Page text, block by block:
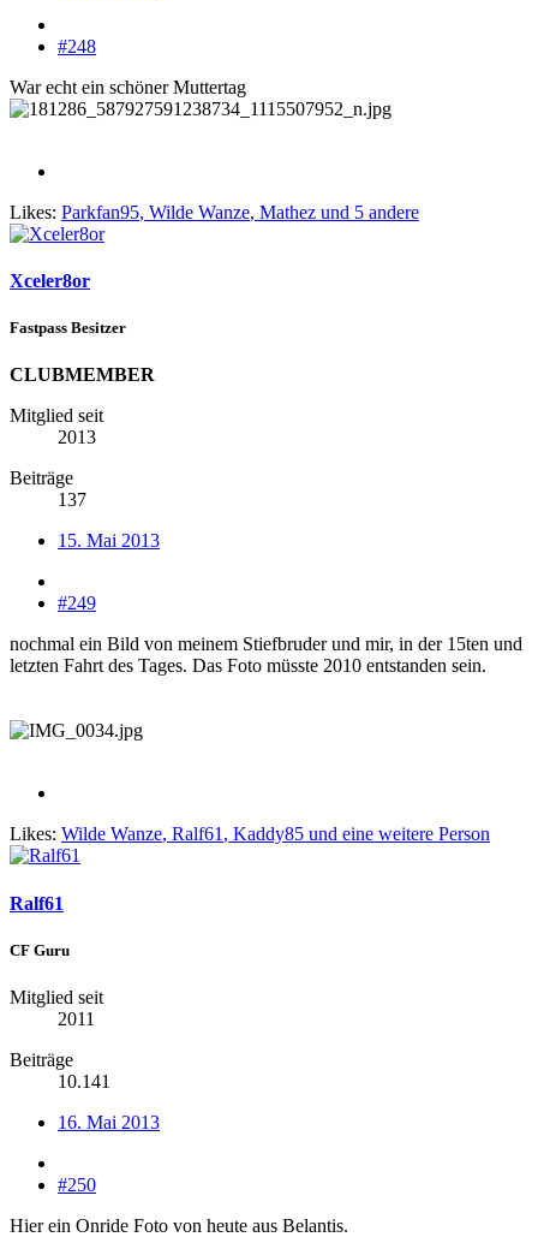
#248
War echt ein schöner Muttertag
Likes: Parkfan95, Wilde Wanze, Mathez und 5 andere
Xceler8or
Fastpass Besitzer
CLUBMEMBER
Mitglied seit
2013
Beiträge
137
15. Mai 2013
#249
nochmal ein Bild von meinem Stiefbruder und mir, in der 15ten und
letzten Fahrt des Tages. Das Foto müsste 2010 entstanden sein.
Likes: Wilde Wanze, Ralf61 , Kaddy85 und eine weitere Person
Ralf61
CF Guru
Mitglied seit
2011
Beiträge
10.141
16. Mai 2013
#250
Hier ein Onride Foto von heute aus Belantis.